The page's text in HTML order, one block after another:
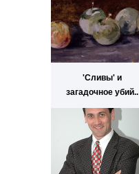
'Сливы' и
загадочное убий..